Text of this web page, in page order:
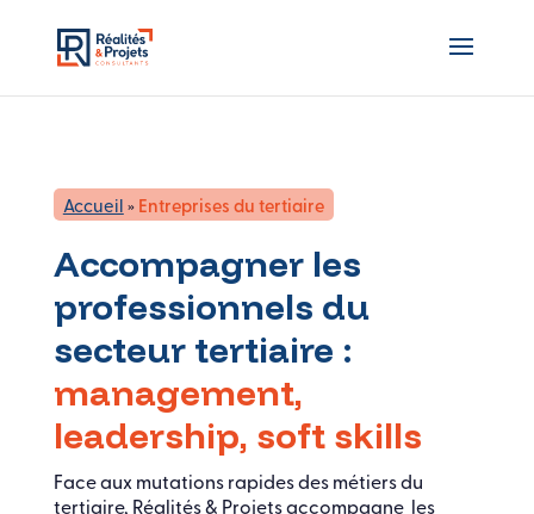
Accueil»Entreprises du tertiaire
Accompagner les
professionnels du
secteur tertiaire :
management,
leadership, soft skills
Face aux mutations rapides des métiers du
tertiaire, Réalités & Projets accompagne les